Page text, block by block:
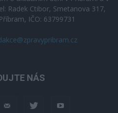
Radek Ctibor, Smetanova 317,
IČO: 63799731
NÁS